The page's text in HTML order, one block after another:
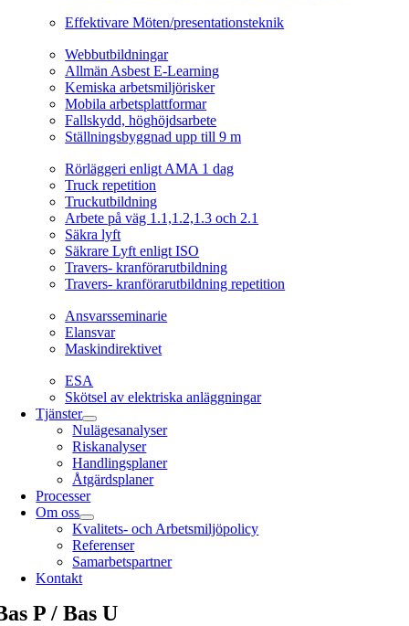
Effektivare Möten/presentationsteknik
Webbutbildningar
Allmän Asbest E-Learning
Kemiska arbetsmiljörisker
Mobila arbetsplattformar
Fallskydd, höghöjdsarbete
Ställningsbyggnad upp till 9 m
Rörläggeri enligt AMA 1 dag
Truck repetition
Truckutbildning
Arbete på väg 1.1,1.2,1.3 och 2.1
Säkra lyft
Säkrare Lyft enligt ISO
Travers- kranförarutbildning
Travers- kranförarutbildning repetition
Ansvarsseminarie
Elansvar
Maskindirektivet
ESA
Skötsel av elektriska anläggningar
Tjänster
Nulägesanalyser
Riskanalyser
Handlingsplaner
Åtgärdsplaner
Processer
Om oss
Kvalitets- och Arbetsmiljöpolicy
Referenser
Samarbetspartner
Kontakt
P / Bas U